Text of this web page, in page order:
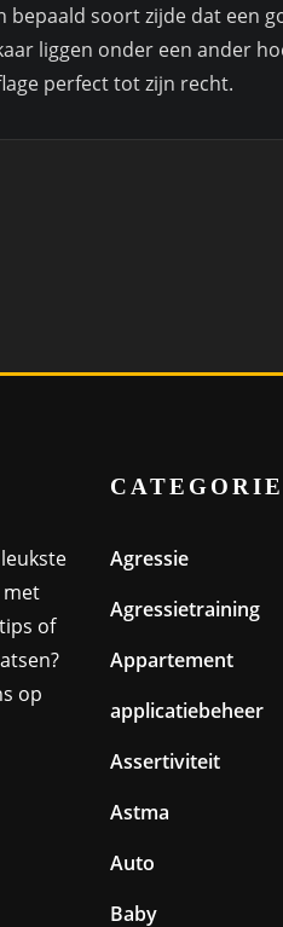
bepaald soort zijde dat een
liggen onder een ander
perfect tot zijn recht.
of
op
Agressie
Agressietraining
Appartement
applicatiebeheer
Assertiviteit
Astma
Auto
Baby